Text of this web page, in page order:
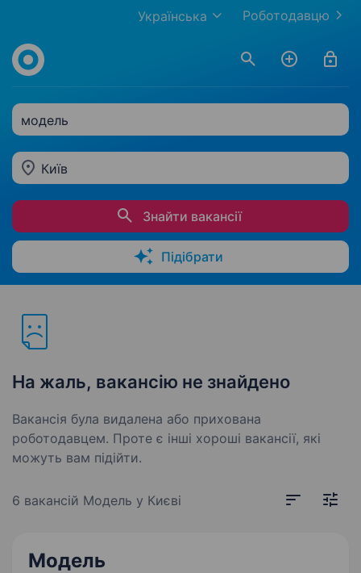
Роботодавцю
Українська
модель
Київ
Знайти вакансії
Підібрати
На жаль, вакансію не знайдено
Вакансія була видалена або прихована
роботодавцем. Проте є інші хороші вакансії, які
можуть вам підійти.
6 вакансій Модель у Києві
Модель